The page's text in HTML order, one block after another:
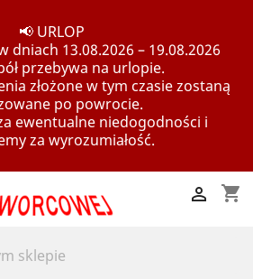
📢 URLOP
dniach 13.08.2026 – 19.08.2026
przebywa na urlopie.
złożone w tym czasie zostaną
po powrocie.
ewentualne niedogodności i
za wyrozumiałość.
shopping_cart
